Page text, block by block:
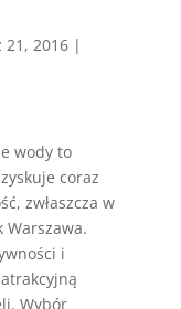
21, 2016|
wody to
coraz
zwłaszcza w
Warszawa.
i
Wybór